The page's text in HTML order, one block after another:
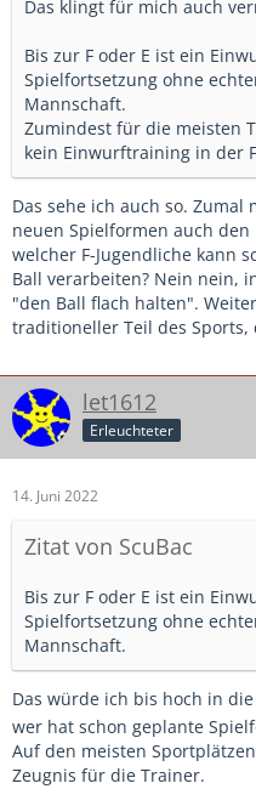
Das klingt für mich auch
Bis zur F oder E ist ein
Spielfortsetzung ohne
Mannschaft.
Zumindest für die meisten
kein Einwurftraining in der
Das sehe ich auch so.
neuen Spielformen auch
welcher F-Jugendliche kann
Ball verarbeiten? Nein nein,
"den Ball flach halten".
traditioneller Teil des Sports,
let1612
Erleuchteter
14. Juni 2022
Zitat von ScuBac
Bis zur F oder E ist ein
Spielfortsetzung ohne
Mannschaft.
Das würde ich bis hoch in
wer hat schon geplante
Auf den meisten
Zeugnis für die Trainer.